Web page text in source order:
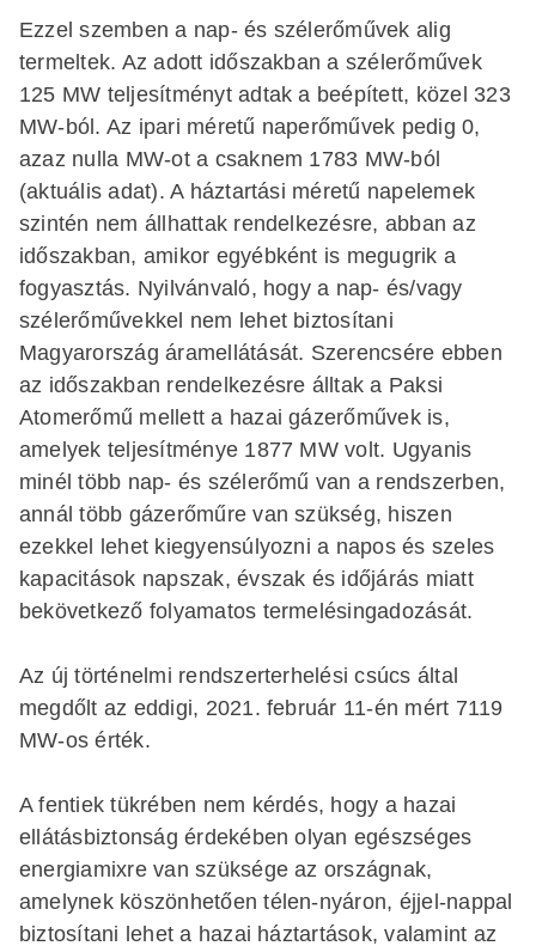
Ezzel szemben a nap- és szélerőművek alig
termeltek. Az adott időszakban a szélerőművek
125 MW teljesítményt adtak a beépített, közel 323
MW-ból. Az ipari méretű naperőművek pedig 0,
azaz nulla MW-ot a csaknem 1783 MW-ból
(aktuális adat). A háztartási méretű napelemek
szintén nem állhattak rendelkezésre, abban az
időszakban, amikor egyébként is megugrik a
fogyasztás. Nyilvánvaló, hogy a nap- és/vagy
szélerőművekkel nem lehet biztosítani
Magyarország áramellátását. Szerencsére ebben
az időszakban rendelkezésre álltak a Paksi
Atomerőmű mellett a hazai gázerőművek is,
amelyek teljesítménye 1877 MW volt. Ugyanis
minél több nap- és szélerőmű van a rendszerben,
annál több gázerőműre van szükség, hiszen
ezekkel lehet kiegyensúlyozni a napos és szeles
kapacitások napszak, évszak és időjárás miatt
bekövetkező folyamatos termelésingadozását.
Az új történelmi rendszerterhelési csúcs által
megdőlt az eddigi, 2021. február 11-én mért 7119
MW-os érték.
A fentiek tükrében nem kérdés, hogy a hazai
ellátásbiztonság érdekében olyan egészséges
energiamixre van szüksége az országnak,
amelynek köszönhetően télen-nyáron, éjjel-nappal
biztosítani lehet a hazai háztartások, valamint az